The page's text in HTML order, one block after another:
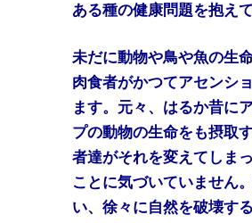
ある種の健康問題を抱え
未だに動物や鳥や魚の生
肉食者がかつてアセンシ
ます。元々、はるか昔に
プの動物の生命をも摂取
者達がそれを変えてしま
ことに気づいていません
い、徐々に自然を破壊す